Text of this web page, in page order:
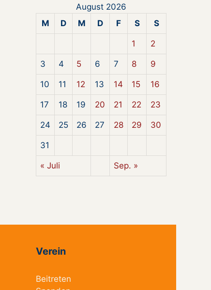
August 2026
M
D M D F S S
1 2
3 4 5 6 7 8 9
10 11 12 13 14 15 16
17 18 19 20 21 22 23
24 25 26 27 28 29 30
31
« Juli Sep. »
Verein
Beitreten